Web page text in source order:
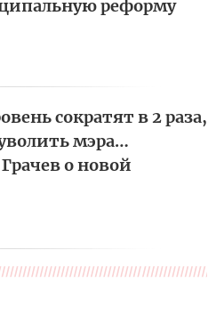
реформу
сократят в 2 раза,
мэра…
о новой